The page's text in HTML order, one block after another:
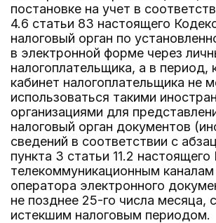
постановке на учет в
4.6 статьи 83 настоящего
налоговый орган по
в электронной форме через
налогоплательщика, а в период,
кабинет налогоплательщика не
использоваться такими
организациями для
налоговый орган документов
сведений в соответствии с
пункта 3 статьи 11.2
телекоммуникационным каналам
оператора электронного
не позднее 25-го числа месяца,
истекшим налоговым периодом.